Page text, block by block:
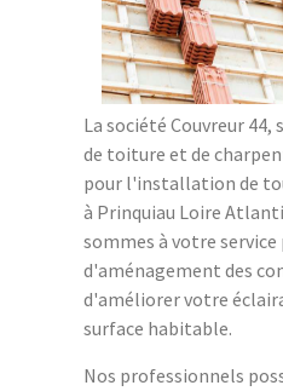
La société Couvreur 44,
de toiture et de
pour l'installation de
à Prinquiau Loire
sommes à votre
d'aménagement des
d'améliorer votre
surface habitable.
Nos professionnels